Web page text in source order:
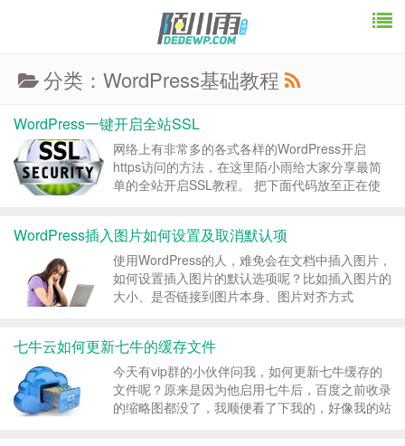
分类：WordPress基础教程
WordPress一键开启全站SSL
网络上有非常多的各式各样的WordPress开启
https访问的方法，在这里陌小雨给大家分享最简
单的全站开启SSL教程。 把下面代码放至正在使
WordPress插入图片如何设置及取消默认项
使用WordPress的人，难免会在文档中插入图片，
如何设置插入图片的默认选项呢？比如插入图片的
大小、是否链接到图片本身、图片对齐方式
七牛云如何更新七牛的缓存文件
今天有vip群的小伙伴问我，如何更新七牛缓存的
文件呢？原来是因为他启用七牛后，百度之前收录
的缩略图都没了，我顺便看了下我的，好像我的站